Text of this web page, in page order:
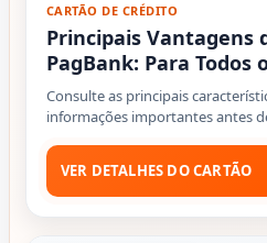
CARTÃO DE CRÉDITO
Principais Vantagens
PagBank: Para Todos
Consulte as principais
informações importantes antes
VER DETALHES DO CARTÃO